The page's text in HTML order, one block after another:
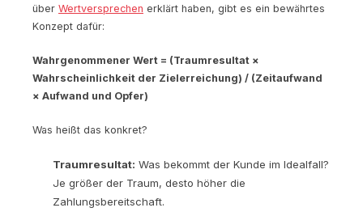
über Wertversprechen erklärt haben, gibt es ein bewährtes
Konzept dafür:
Wahrgenommener Wert = (Traumresultat ×
Wahrscheinlichkeit der Zielerreichung) / (Zeitaufwand
× Aufwand und Opfer)
Was heißt das konkret?
Traumresultat: Was bekommt der Kunde im Idealfall?
Je größer der Traum, desto höher die
Zahlungsbereitschaft.